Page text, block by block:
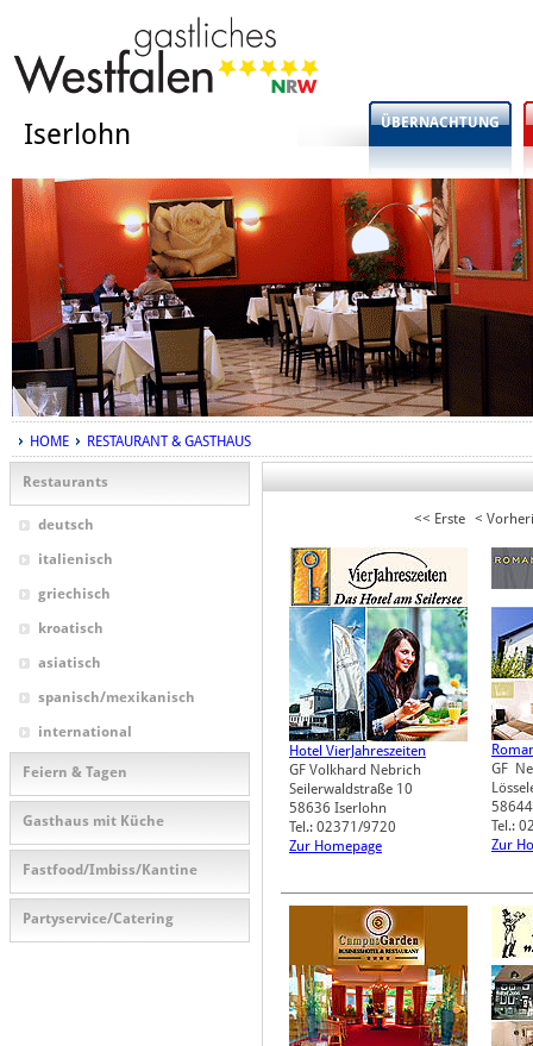
Iserlohn ÜBERNACHTUNG
HOME RESTAURANT & GASTHAUS
Restaurants
deutsch
italienisch
griechisch
kroatisch
asiatisch
spanisch/mexikanisch
international
Feiern & Tagen
Gasthaus mit Küche
Fastfood/Imbiss/Kantine
Partyservice/Catering
<< Erste <
Hotel VierJahreszeiten
GF Volkhard Nebrich
Seilerwaldstraße 10
58636 Iserlohn
Tel.: 02371/9720
Zur Homepage
GF
58644
Tel.:
Zur